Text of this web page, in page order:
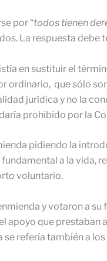
por “todos tienen
La respuesta
en sustituir el
ordinario, que sólo
jurídica y no la
prohibido por la
pidiendo la
a la
voluntario.
y votaron a
apoyo que
se refería también a